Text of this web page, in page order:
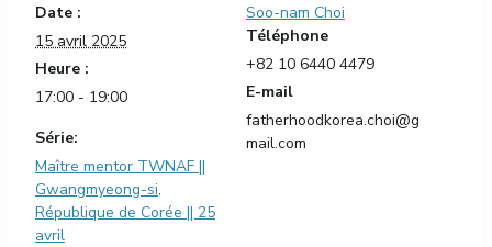
Date :
15 avril 2025
Heure :
17:00 - 19:00
Série:
Maître mentor TWNAF ||
Gwangmyeong-si,
République de Corée || 25
avril
Soo-nam Choi
Téléphone
+82 10 6440 4479
E-mail
fatherhoodkorea.choi@g
mail.com